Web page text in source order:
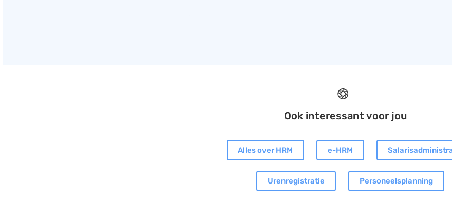
Ook interessant voor jou
Alles over HRM e-HRM
Urenregistratie Personeelsplanning